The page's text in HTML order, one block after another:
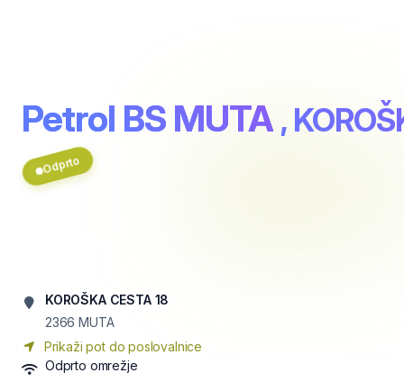
Petrol BS MUTA ,
Odprto
KOROŠKA CESTA 18
2366 MUTA
Prikaži pot do poslovalnice
Odprto omrežje